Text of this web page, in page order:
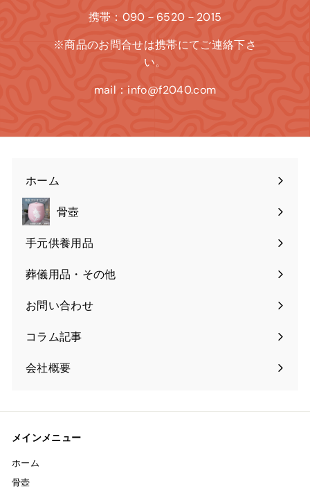
携帯：090－6520－2015
※商品のお問合せは携帯にてご連絡下さ
い。
mail：info@f2040.com
ホーム
骨壺
手元供養用品
葬儀用品・その他
お問い合わせ
コラム記事
会社概要
メインメニュー
ホーム
骨壺